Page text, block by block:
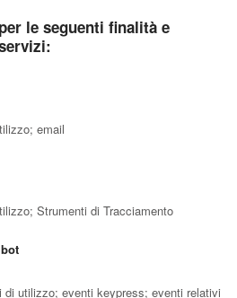
le seguenti finalità e
email
Strumenti di Tracciamento
di utilizzo; eventi keypress; eventi relativi